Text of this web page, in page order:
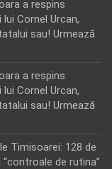
a respins
Cornel Urcan,
sau! Urmează
a respins
Cornel Urcan,
sau! Urmează
Timisoarei: 128 de
de rutina”